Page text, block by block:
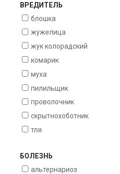
вишня
картофель
пшеница
рапс
свекла
яблоня
ячмень
ВРЕДИТЕЛЬ
блошка
жужелица
жук колорадский
комарик
муха
пилильщик
проволочник
скрытнохоботник
тля
БОЛЕЗНЬ
альтернариоз